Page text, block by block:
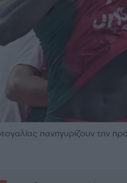
πανηγυρίζουν την